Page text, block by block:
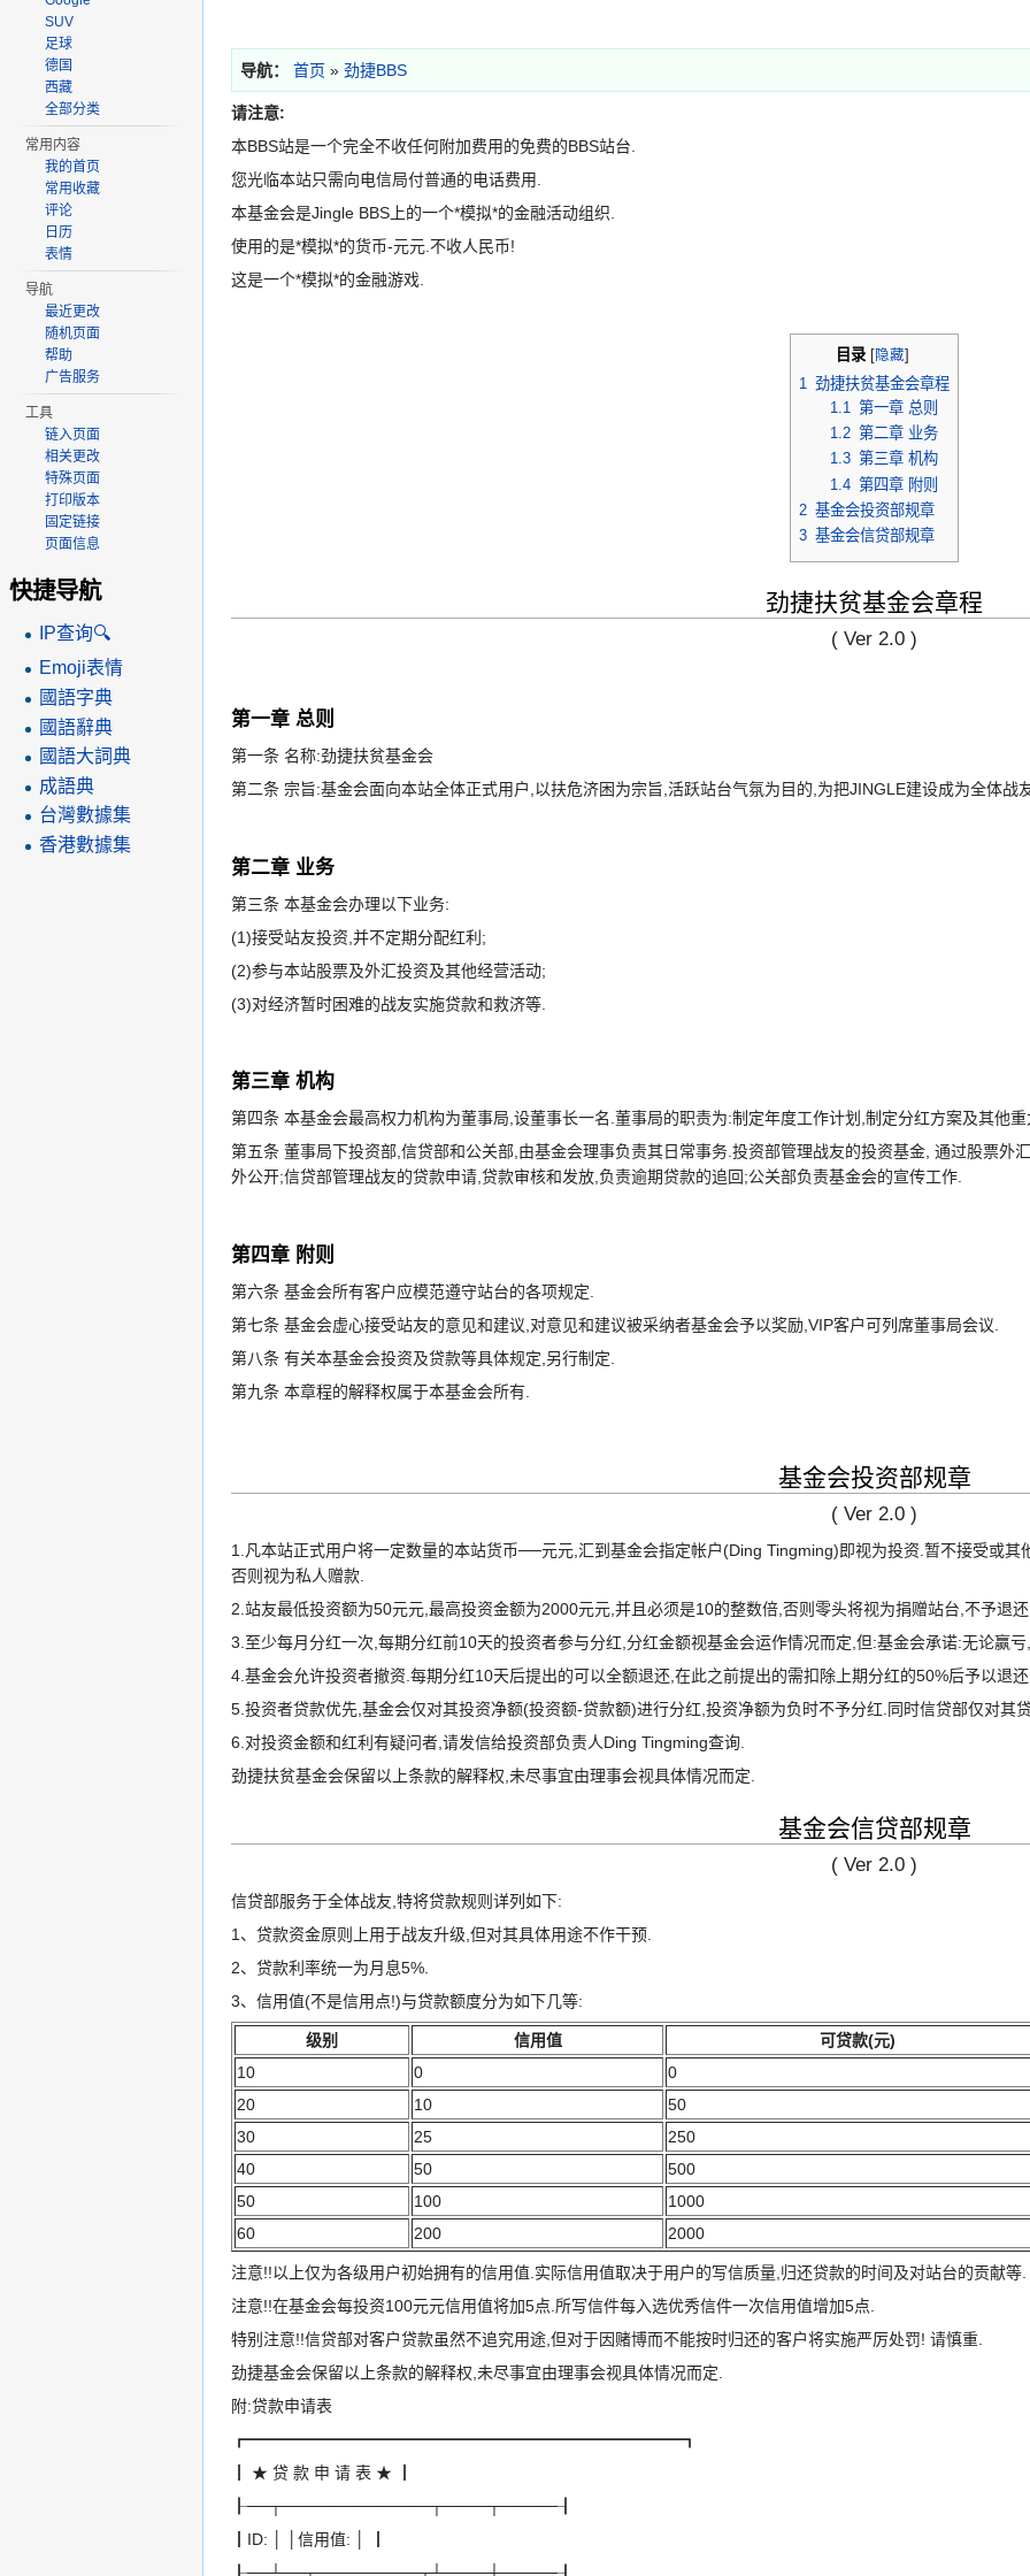
导航： 首页 » 劲捷BBS
请注意:
本BBS站是一个完全不收任何附加费用的免费的BBS站台.
您光临本站只需向电信局付普通的电话费用.
本基金会是Jingle BBS上的一个*模拟*的金融活动组织.
使用的是*模拟*的货币-元元.不收人民币!
这是一个*模拟*的金融游戏.
目录[隐藏]
1
劲捷扶贫基金会章程
1.1
第一章 总则
1.2 第二章 业务
1.3 第三章 机构
1.4 第四章 附则
2 基金会投资部规章
3 基金会信贷部规章
劲捷扶贫基金会章程
( Ver 2.0 )
第一章 总则
第一条 名称:劲捷扶贫基金会
第二条 宗旨:基金会面向本站全体正式用户,以扶危济困为宗旨,活跃站台气氛为目的,为把JINGLE建设成为全体战
第二章 业务
第三条 本基金会办理以下业务:
(1)接受站友投资,并不定期分配红利;
(2)参与本站股票及外汇投资及其他经营活动;
(3)对经济暂时困难的战友实施贷款和救济等.
第三章 机构
第四条 本基金会最高权力机构为董事局,设董事长一名.董事局的职责为:制定年度工作计划,制定分红方案及其他
第五条 董事局下投资部,信贷部和公关部,由基金会理事负责其日常事务.投资部管理战友的投资基金, 通过股票外
外公开;信贷部管理战友的贷款申请,贷款审核和发放,负责逾期贷款的追回;公关部负责基金会的宣传工作.
第四章 附则
第六条 基金会所有客户应模范遵守站台的各项规定.
第七条 基金会虚心接受站友的意见和建议,对意见和建议被采纳者基金会予以奖励,VIP客户可列席董事局会议.
第八条 有关本基金会投资及贷款等具体规定,另行制定.
第九条 本章程的解释权属于本基金会所有.
基金会投资部规章
( Ver 2.0 )
1.凡本站正式用户将一定数量的本站货币──元元,汇到基金会指定帐户(Ding Tingming)即视为投资.暂不接受或
否则视为私人赠款.
2.站友最低投资额为50元元,最高投资金额为2000元元,并且必须是10的整数倍,否则零头将视为捐赠站台,不予退
3.至少每月分红一次,每期分红前10天的投资者参与分红,分红金额视基金会运作情况而定,但:基金会承诺:无论赢
4.基金会允许投资者撤资.每期分红10天后提出的可以全额退还,在此之前提出的需扣除上期分红的50%后予以退还.
5.投资者贷款优先,基金会仅对其投资净额(投资额-贷款额)进行分红,投资净额为负时不予分红.同时信贷部仅对其
6.对投资金额和红利有疑问者,请发信给投资部负责人Ding Tingming查询.
劲捷扶贫基金会保留以上条款的解释权,未尽事宜由理事会视具体情况而定.
基金会信贷部规章
( Ver 2.0 )
信贷部服务于全体战友,特将贷款规则详列如下:
1、贷款资金原则上用于战友升级,但对其具体用途不作干预.
2、贷款利率统一为月息5%.
3、信用值(不是信用点!)与贷款额度分为如下几等:
级别 信用值 可贷款(元)
10
0 0
20
10 50
30
25 250
40
50 500
50
100 1000
60
200 2000
注意!!以上仅为各级用户初始拥有的信用值.实际信用值取决于用户的写信质量,归还贷款的时间及对站台的贡献等.
注意!!在基金会每投资100元元信用值将加5点.所写信件每入选优秀信件一次信用值增加5点.
特别注意!!信贷部对客户贷款虽然不追究用途,但对于因赌博而不能按时归还的客户将实施严厉处罚! 请慎重.
劲捷基金会保留以上条款的解释权,未尽事宜由理事会视具体情况而定.
附:贷款申请表
┏━━━━━━━━━━━━━━━━━━━━━━━━━━━┓
┃ ★ 贷 款 申 请 表 ★ ┃
┠──┬─────────────┬────┬─────┨
┃ID: │ │信用值: │ ┃
SUV
足球
德国
西藏
全部分类
常用内容
我的首页
常用收藏
评论
日历
表情
导航
最近更改
随机页面
帮助
广告服务
工具
链入页面
相关更改
特殊页面
打印版本
固定链接
页面信息
快捷导航
IP查询🔍
Emoji表情
國語字典
國語辭典
國語大詞典
成語典
台灣數據集
香港數據集